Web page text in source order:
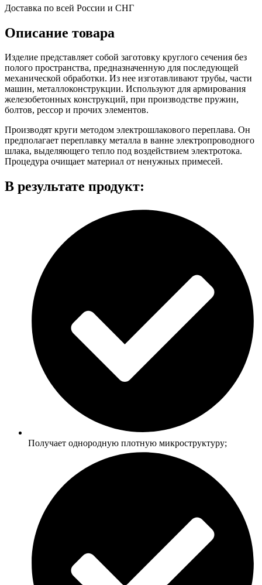
Доставка по всей России и СНГ
Описание товара
Изделие представляет собой заготовку круглого сечения без
полого пространства, предназначенную для последующей
механической обработки. Из нее изготавливают трубы, части
машин, металлоконструкции. Используют для армирования
железобетонных конструкций, при производстве пружин,
болтов, рессор и прочих элементов.
Производят круги методом электрошлакового переплава. Он
предполагает переплавку металла в ванне электропроводного
шлака, выделяющего тепло под воздействием электротока.
Процедура очищает материал от ненужных примесей.
В результате продукт:
Получает однородную плотную микроструктуру;